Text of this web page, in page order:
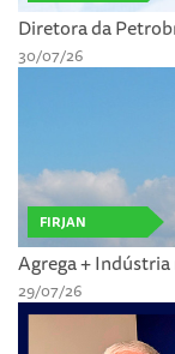
Diretora da
30/07/26
FIRJAN
Agrega +
29/07/26